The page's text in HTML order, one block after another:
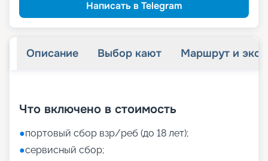
Написать в Telegram
Описание Выбор кают Маршрут и
Что включено в стоимость
●портовый сбор взр/реб (до 18 лет);
●сервисный сбор;